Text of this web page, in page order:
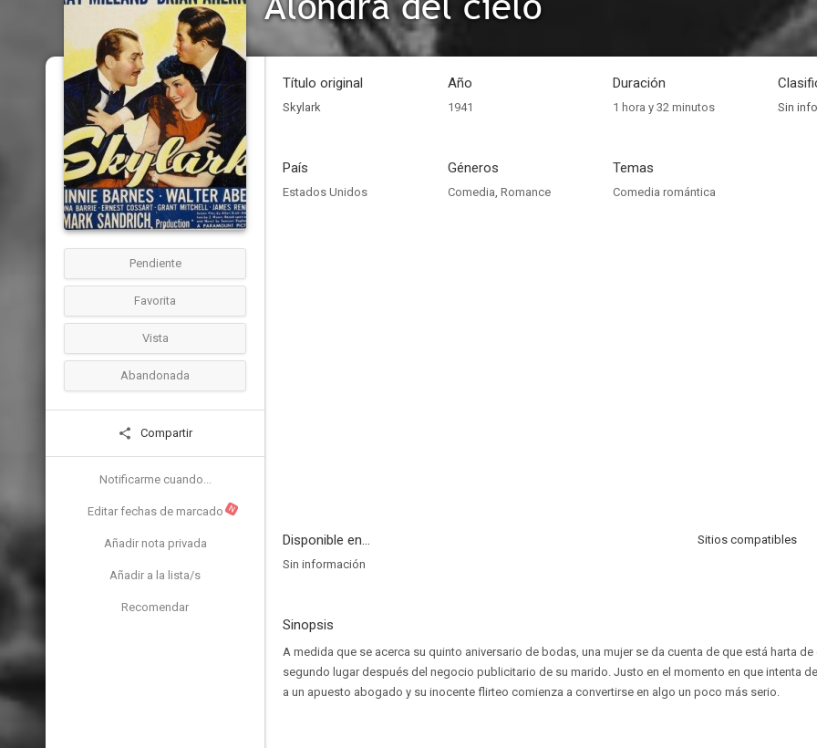
Pendiente
Favorita
Vista
Abandonada
Compartir
Notificarme cuando...
Editar fechas de marcado N
Añadir nota privada
Añadir a la lista/s
Recomendar
Título original
Skylark
Año
1941
Duración
1 hora y 32 minutos Sin
País
Estados Unidos
Géneros
Comedia, Romance
Temas
Comedia romántica
Disponible en...
Sitios compatibles
Sin información
Sinopsis
A medida que se acerca su quinto aniversario de bodas, una mujer se da cuenta de que está harta de
segundo lugar después del negocio publicitario de su marido. Justo en el momento en que intenta
a un apuesto abogado y su inocente flirteo comienza a convertirse en algo un poco más serio.